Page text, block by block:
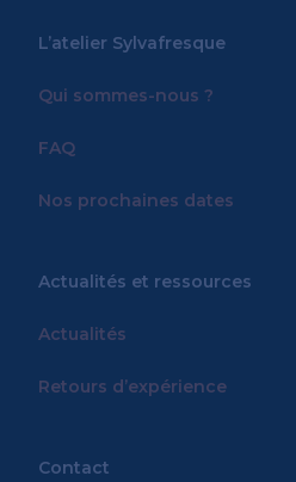
L’atelier Sylvafresque
Qui sommes-nous ?
FAQ
Nos prochaines dates
Actualités et ressources
Actualités
Retours d’expérience
Contact